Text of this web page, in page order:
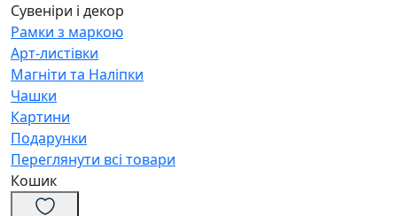
Сувеніри і декор
Рамки з маркою
Арт-листівки
Магніти та Наліпки
Чашки
Картини
Подарунки
Переглянути всі товари
Кошик